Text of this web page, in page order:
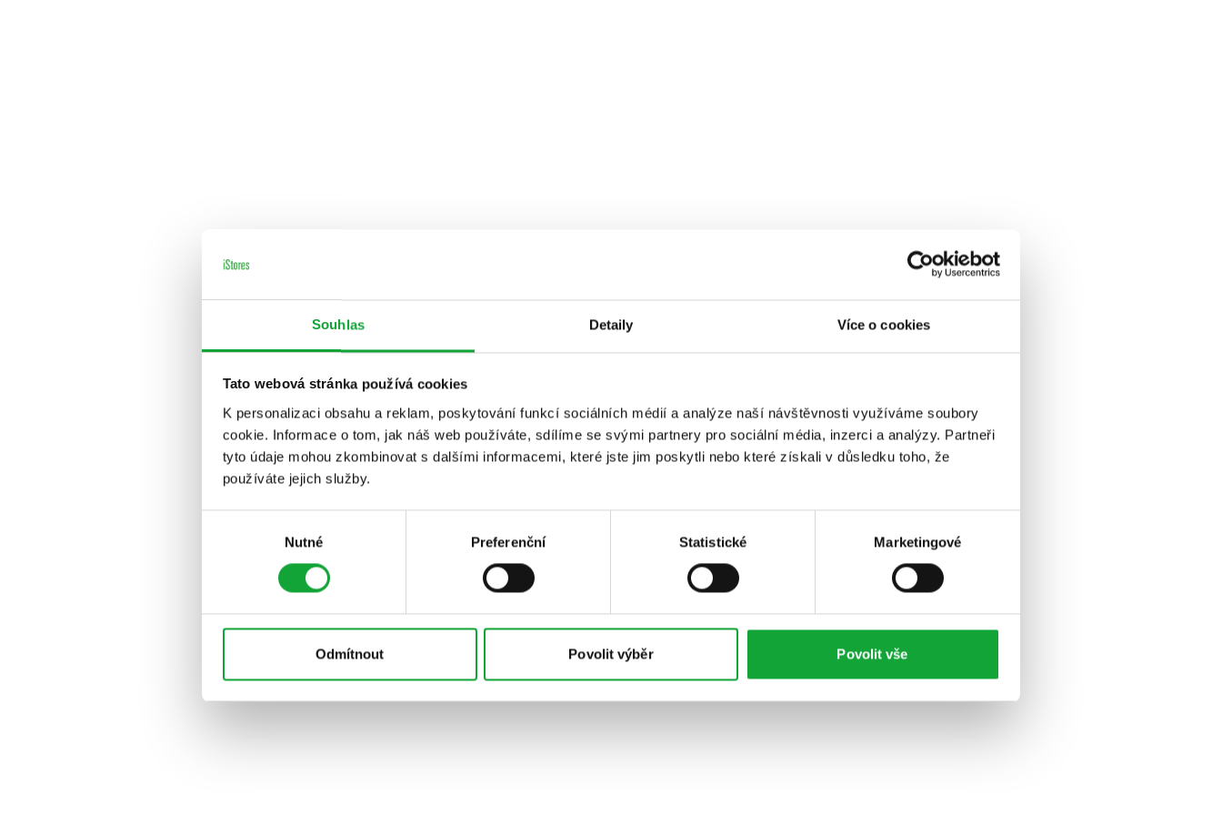
Souhlas Detaily Více o cookies
Tato webová stránka používá cookies
K personalizaci obsahu a reklam, poskytování funkcí sociálních médií a analýze naší návštěvnosti využíváme soubory
cookie. Informace o tom, jak náš web používáte, sdílíme se svými partnery pro sociální média, inzerci a analýzy. Partneři
tyto údaje mohou zkombinovat s dalšími informacemi, které jste jim poskytli nebo které získali v důsledku toho, že
používáte jejich služby.
Nutné Preferenční Statistické Marketingové
Odmítnout Povolit výběr Povolit vše